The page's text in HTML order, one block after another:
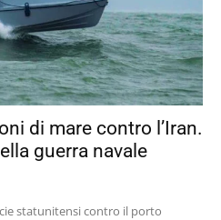
di mare contro l’Iran.
guerra navale
statunitensi contro il porto